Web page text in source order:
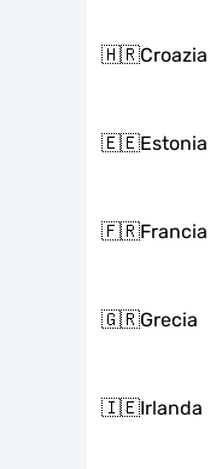
🇭🇷Croazia
🇪🇪Estonia
🇫🇷Francia
🇬🇷Grecia
🇮🇪Irlanda